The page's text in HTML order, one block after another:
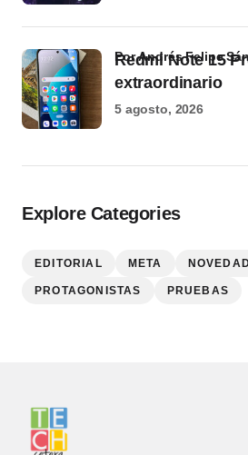
Redmi Note 15
extraordinario
por Andrés Felipe
5 agosto, 2026
Explore Categories
EDITORIAL META
PROTAGONISTAS PRUEBAS